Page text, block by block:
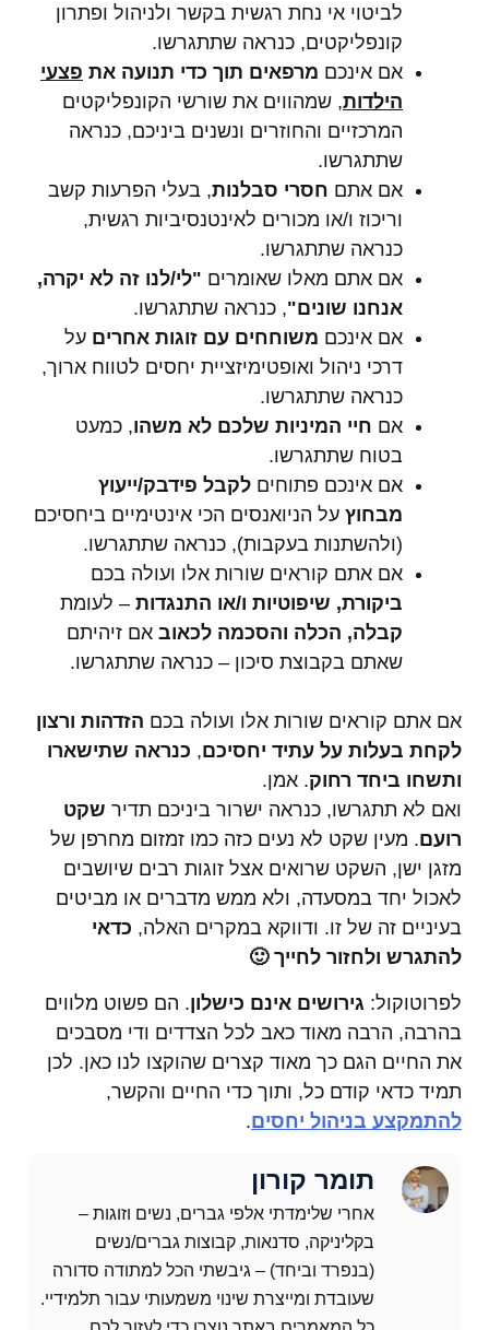
לביטוי אי נחת רגשית בקשר ולניהול ופתרון
קונפליקטים, כנראה שתתגרשו.
אם אינכם מרפאים תוך כדי תנועה את פצעי
הילדות, שמהווים את שורשי הקונפליקטים
המרכזיים והחוזרים ונשנים ביניכם, כנראה
שתתגרשו.
אם אתם חסרי סבלנות, בעלי הפרעות קשב
וריכוז ו/או מכורים לאינטנסיביות רגשית,
כנראה שתתגרשו.
אם אתם מאלו שאומרים "לי/לנו זה לא יקרה,
אנחנו שונים", כנראה שתתגרשו.
אם אינכם משוחחים עם זוגות אחרים על
דרכי ניהול ואופטימיזציית יחסים לטווח ארוך,
כנראה שתתגרשו.
אם חיי המיניות שלכם לא משהו, כמעט
בטוח שתתגרשו.
אם אינכם פתוחים לקבל פידבק/ייעוץ
מבחוץ על הניואנסים הכי אינטימיים ביחסיכם
(ולהשתנות בעקבות), כנראה שתתגרשו.
אם אתם קוראים שורות אלו ועולה בכם
ביקורת, שיפוטיות ו/או התנגדות – לעומת
קבלה, הכלה והסכמה לכאוב אם זיהיתם
שאתם בקבוצת סיכון – כנראה שתתגרשו.
אם אתם קוראים שורות אלו ועולה בכם הזדהות ורצון
לקחת בעלות על עתיד יחסיכם, כנראה שתישארו
ותשחו ביחד רחוק. אמן.
ואם לא תתגרשו, כנראה ישרור ביניכם תדיר שקט
רועם. מעין שקט לא נעים כזה כמו זמזום מחרפן של
מזגן ישן, השקט שרואים אצל זוגות רבים שיושבים
לאכול יחד במסעדה, ולא ממש מדברים או מביטים
בעיניים זה של זו. ודווקא במקרים האלה, כדאי
להתגרש ולחזור לחייך 🙂
לפרוטוקול: גירושים אינם כישלון. הם פשוט מלווים
בהרבה, הרבה מאוד כאב לכל הצדדים ודי מסבכים
את החיים הגם כך מאוד קצרים שהוקצו לנו כאן. לכן
תמיד כדאי קודם כל, ותוך כדי החיים והקשר,
להתמקצע בניהול יחסים.
תומר קורון
אחרי שלימדתי אלפי גברים, נשים וזוגות –
בקליניקה, סדנאות, קבוצות גברים/נשים
(בנפרד וביחד) – גיבשתי הכל למתודה סדורה
שעובדת ומייצרת שינוי משמעותי עבור תלמידיי.